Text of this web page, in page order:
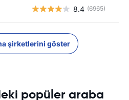
8.4 (6965)
şirketlerini göster
popüler araba